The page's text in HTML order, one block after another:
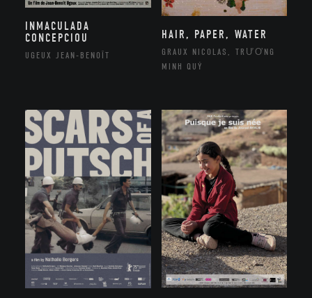
INMACULADA
CONCEPCIOU
UGEUX JEAN-BENOÎT
HAIR, PAPER, WATER
GRAUX NICOLAS, TRƯƠNG
MINH QUÝ